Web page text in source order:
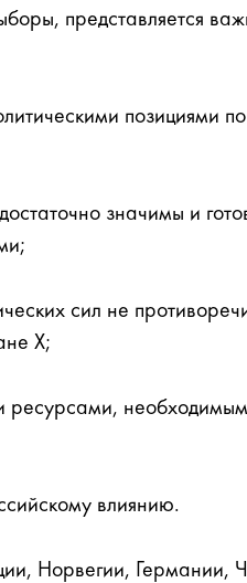
представляется
позициями по
значимы и
сил не
X;
ресурсами,
влиянию.
Норвегии, Германии,